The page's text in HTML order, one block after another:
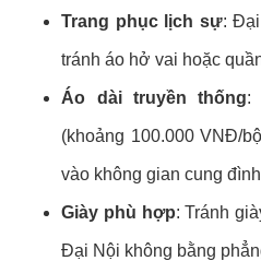
Trang phục lịch sự:
tránh áo hở vai hoặc
Áo dài truyền thống:
(khoảng 100.000 VNĐ/
vào không gian cung
Giày phù hợp: Tránh
Đại Nội không bằng